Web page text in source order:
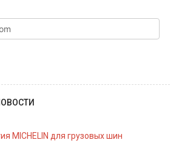
MICHELIN для грузовых шин